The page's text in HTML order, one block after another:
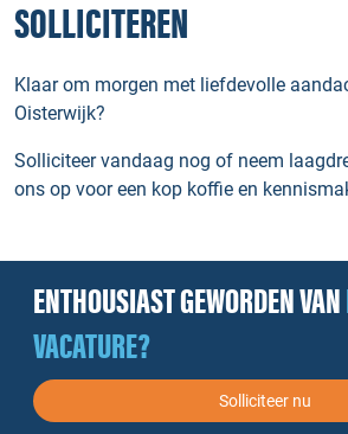
SOLLICITEREN
Klaar om morgen met liefdevolle
Oisterwijk?
Solliciteer vandaag nog of neem
ons op voor een kop koffie en
ENTHOUSIAST GEWORDEN VAN
VACATURE?
Solliciteer nu